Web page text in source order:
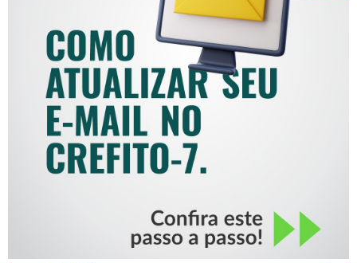
COMO ATUALIZAR SEU E-
MAIL NO CREFITO-7